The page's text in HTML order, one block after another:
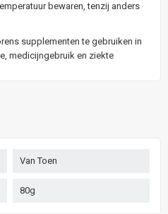
bewaren, tenzij anders
supplementen te gebruiken in
medicijngebruik en ziekte
Van Toen
80g